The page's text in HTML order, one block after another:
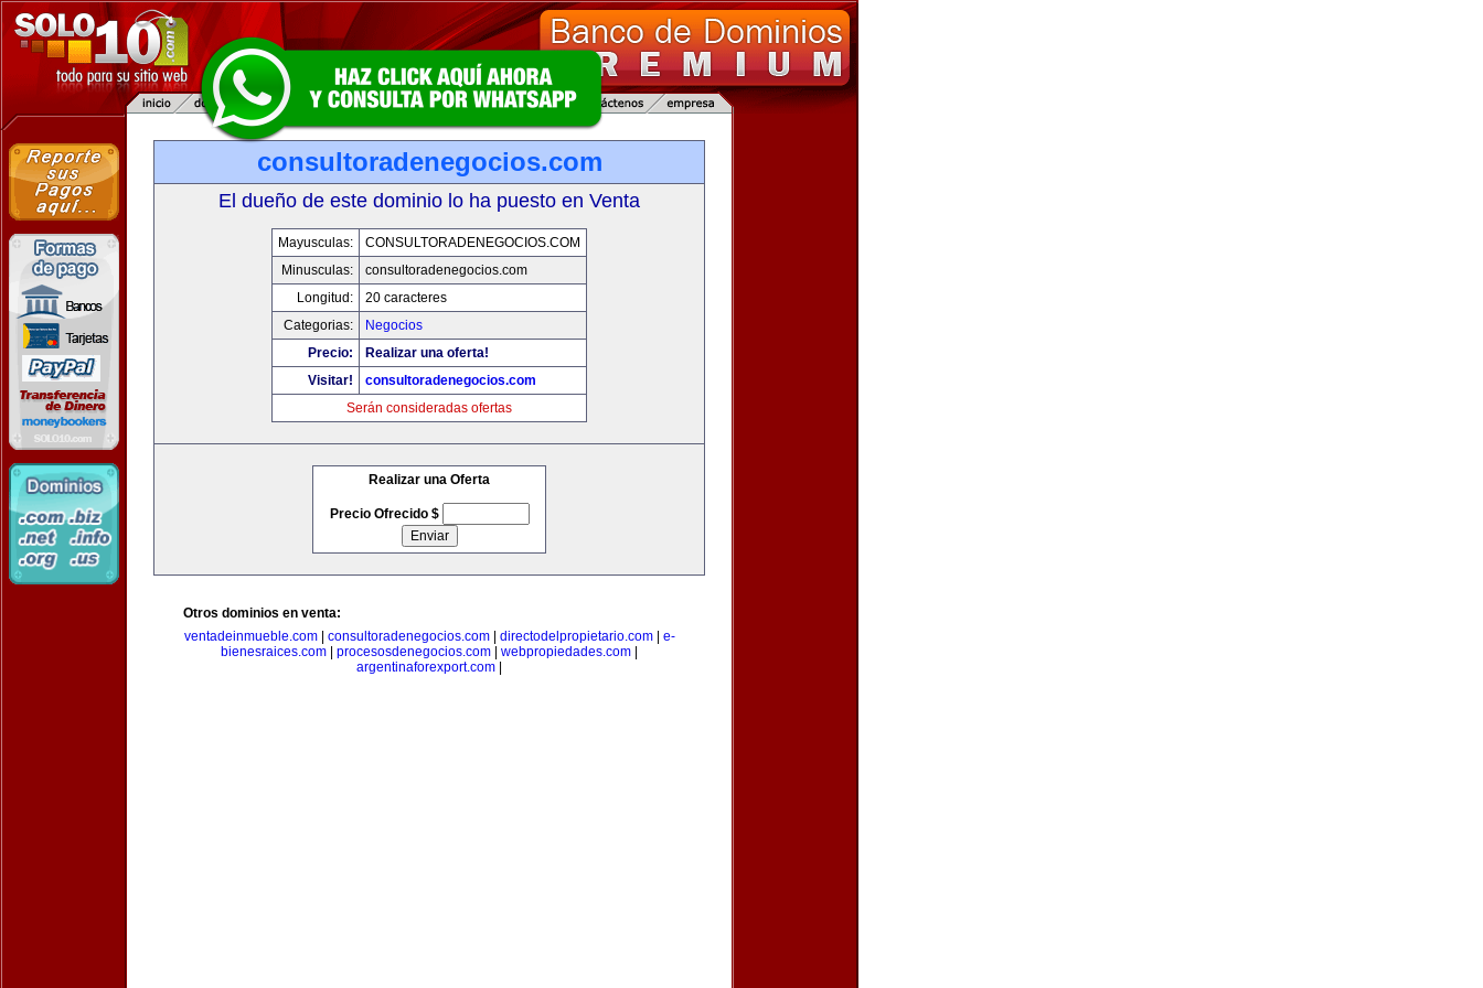
consultoradenegocios.com
El dueño de este dominio lo ha puesto en Venta
Mayusculas:
CONSULTORADENEGOCIOS.COM
Minusculas:
consultoradenegocios.com
Longitud:
20 caracteres
Categorias:
Negocios
Precio:
Realizar una oferta!
Visitar!
consultoradenegocios.com
Serán consideradas ofertas
Realizar una Oferta
Precio Ofrecido $
Otros dominios en venta:
ventadeinmueble.com| consultoradenegocios.com| directodelpropietario.com| e-
bienesraices.com
procesosdenegocios.com webpropiedades.com
argentinaforexport.com